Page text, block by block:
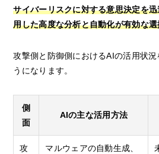
サイバーリスクに対する意思決定を
用した高度な分析と自動化が有効な
攻撃側と防御側におけるAIの活用状
うになります。
側
面
AIの主な活用方法
攻
マルウェアの自動生成、